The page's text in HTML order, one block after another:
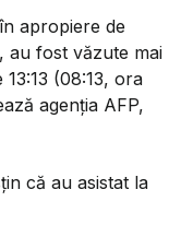
apropiere de
au fost văzute mai
(08:13, ora
agenția AFP,
că au asistat la